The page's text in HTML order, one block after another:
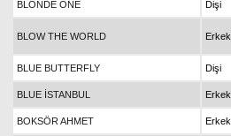
BLONDE ONE Dişi
BLOW THE WORLD Erkek
BLUE BUTTERFLY Dişi
BLUE İSTANBUL Erkek
BOKSÖR AHMET Erkek